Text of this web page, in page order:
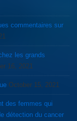
commentaires sur
16, 2021
October 15, 2021
des femmes qui
détection du cancer